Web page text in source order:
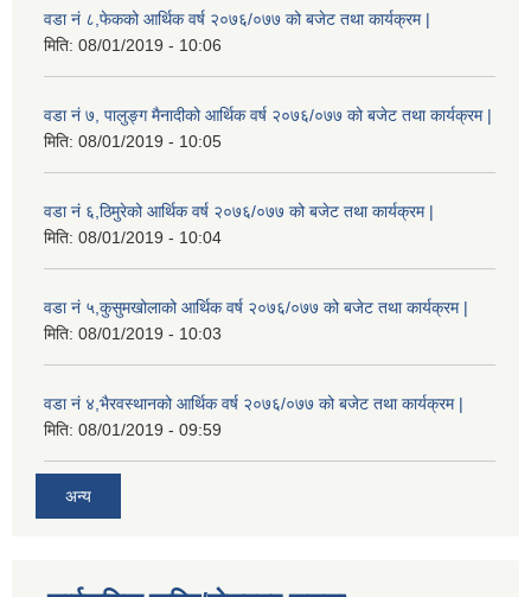
वडा नं ८,फेकको आर्थिक वर्ष २०७६/०७७ को बजेट तथा कार्यक्रम |
मिति: 08/01/2019 - 10:06
वडा नं ७, पालुङ्ग मैनादीको आर्थिक वर्ष २०७६/०७७ को बजेट तथा कार्यक्रम |
मिति: 08/01/2019 - 10:05
वडा नं ६,ठिमुरेको आर्थिक वर्ष २०७६/०७७ को बजेट तथा कार्यक्रम |
मिति: 08/01/2019 - 10:04
वडा नं ५,कुसुमखोलाको आर्थिक वर्ष २०७६/०७७ को बजेट तथा कार्यक्रम |
मिति: 08/01/2019 - 10:03
वडा नं ४,भैरवस्थानको आर्थिक वर्ष २०७६/०७७ को बजेट तथा कार्यक्रम |
मिति: 08/01/2019 - 09:59
अन्य